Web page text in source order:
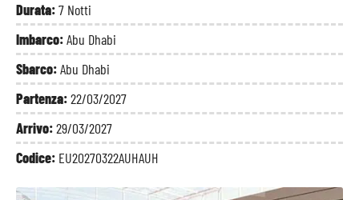
Durata:7 Notti
Imbarco:Abu Dhabi
Sbarco:Abu Dhabi
Partenza:22/03/2027
Arrivo:29/03/2027
Codice: EU20270322AUHAUH